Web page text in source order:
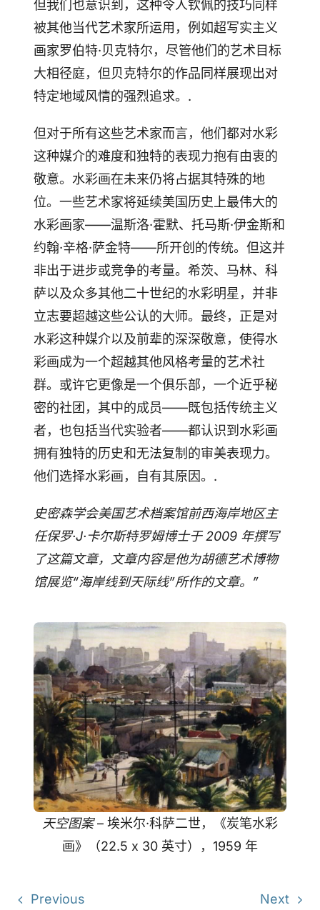
但我们也意识到，这种令人钦佩的技巧同样
被其他当代艺术家所运用，例如超写实主义
画家罗伯特·贝克特尔，尽管他们的艺术目标
大相径庭，但贝克特尔的作品同样展现出对
特定地域风情的强烈追求。.
但对于所有这些艺术家而言，他们都对水彩
这种媒介的难度和独特的表现力抱有由衷的
敬意。水彩画在未来仍将占据其特殊的地
位。一些艺术家将延续美国历史上最伟大的
水彩画家——温斯洛·霍默、托马斯·伊金斯和
约翰·辛格·萨金特——所开创的传统。但这并
非出于进步或竞争的考量。希茨、马林、科
萨以及众多其他二十世纪的水彩明星，并非
立志要超越这些公认的大师。最终，正是对
水彩这种媒介以及前辈的深深敬意，使得水
彩画成为一个超越其他风格考量的艺术社
群。或许它更像是一个俱乐部，一个近乎秘
密的社团，其中的成员——既包括传统主义
者，也包括当代实验者——都认识到水彩画
拥有独特的历史和无法复制的审美表现力。
他们选择水彩画，自有其原因。.
史密森学会美国艺术档案馆前西海岸地区主
任保罗·J·卡尔斯特罗姆博士于 2009 年撰写
了这篇文章，文章内容是他为胡德艺术博物
馆展览“海岸线到天际线”所作的文章。”
天空图案– 埃米尔·科萨二世，《炭笔水彩
画》（22.5 x 30 英寸），1959 年
Previous Next